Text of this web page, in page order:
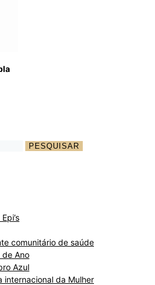
comunitário de saúde
de Ano
Azul
internacional da Mulher